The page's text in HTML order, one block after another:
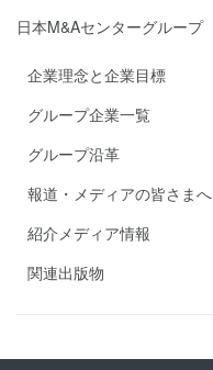
日本M&Aセンターグループ
企業理念と企業目標
グループ企業一覧
グループ沿革
報道・メディアの皆さまへ
紹介メディア情報
関連出版物